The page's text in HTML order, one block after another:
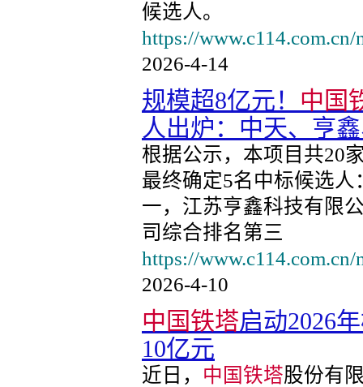
候选人。
https://
2026-4-14
规模超8亿元！ 中国
人出炉：中天、亨
根据公示，本项目共20
最终确定5名中标候选
一，江苏亨鑫科技有限
司综合排名第三
https://
2026-4-10
中国铁塔启动2026
10亿元
近日， 中国铁塔股份有